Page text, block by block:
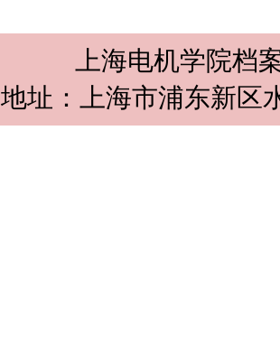
上海电机学院档
地址：上海市浦东新